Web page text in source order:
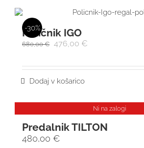
-30%
Poličnik IGO
680,00€ 476,00 €
Dodaj v košarico
Ni na zalogi
Predalnik TILTON
480,00 €